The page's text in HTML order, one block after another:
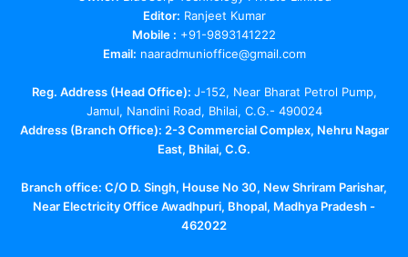
Editor: Ranjeet Kumar
Mobile : +91-9893141222
Email: naaradmunioffice@gmail.com
Reg. Address (Head Office): J-152, Near Bharat Petrol Pump,
Jamul, Nandini Road, Bhilai, C.G.- 490024
Address (Branch Office): 2-3 Commercial Complex, Nehru Nagar
East, Bhilai, C.G.
Branch office: C/O D. Singh, House No 30, New Shriram Parishar,
Near Electricity Office Awadhpuri, Bhopal, Madhya Pradesh -
462022